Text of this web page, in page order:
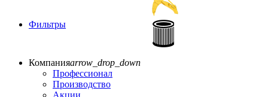
Фильтры
Компанияarrow_drop_down
Профессионал
Производство
Акции